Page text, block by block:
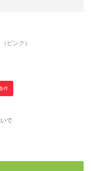
ピンク）
件
で